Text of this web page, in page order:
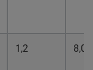
1,2 8,0